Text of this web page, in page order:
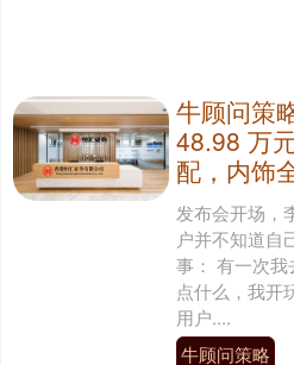
牛顾问策
48.98 万
配，内饰
发布会开场，
户并不知道自
事： 有一次
点什么，我开
用户....
牛顾问策略